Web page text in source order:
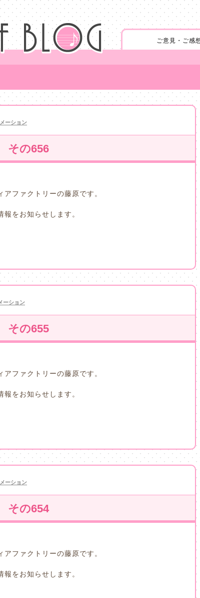
ご意見・ご感
ーション
その656
アファクトリーの藤原です。
をお知らせします。
ーション
その655
アファクトリーの藤原です。
をお知らせします。
ーション
その654
アファクトリーの藤原です。
をお知らせします。